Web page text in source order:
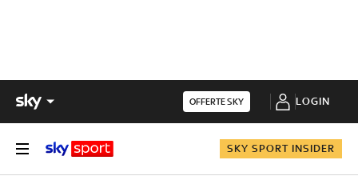
OFFERTE SKY LOGIN
SKY SPORT INSIDER